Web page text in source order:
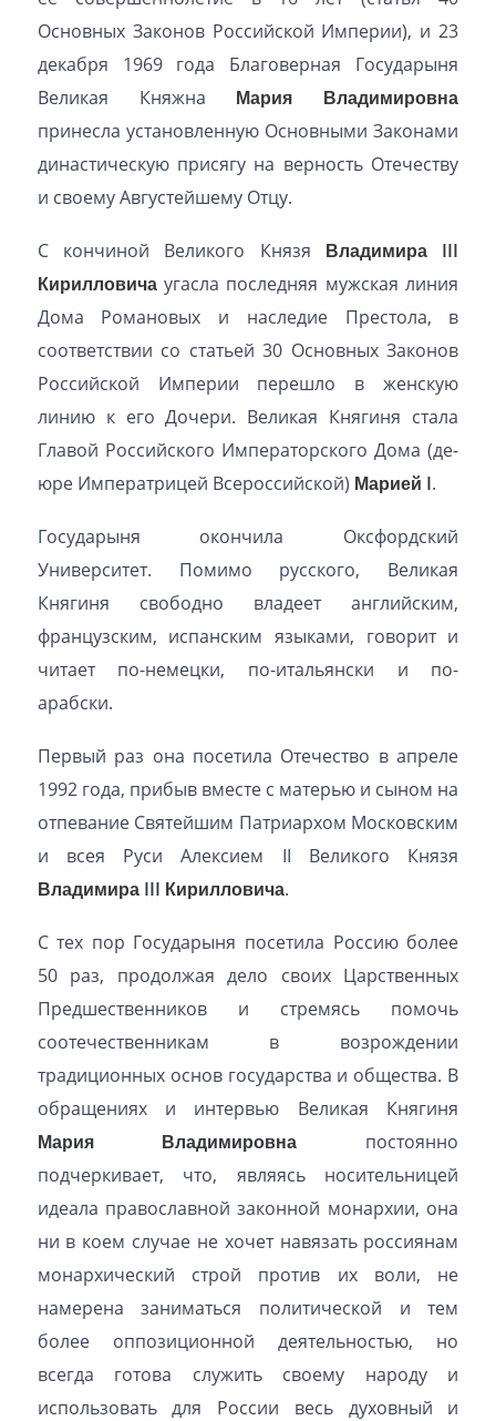
Основных Законов Российской Империи), и 23
декабря 1969 года Благоверная Государыня
Великая Княжна Мария Владимировна
принесла установленную Основными Законами
династическую присягу на верность Отечеству
и своему Августейшему Отцу.
С кончиной Великого Князя Владимира III
Кирилловичаугасла последняя мужская линия
Дома Романовых и наследие Престола, в
соответствии со статьей 30 Основных Законов
Российской Империи перешло в женскую
линию к его Дочери. Великая Княгиня стала
Главой Российского Императорского Дома (де-
юре Императрицей Всероссийской) Марией I.
Государыня окончила Оксфордский
Университет. Помимо русского, Великая
Княгиня свободно владеет английским,
французским, испанским языками, говорит и
читает по-немецки, по-итальянски и по-
арабски.
Первый раз она посетила Отечество в апреле
1992 года, прибыв вместе с матерью и сыном на
отпевание Святейшим Патриархом Московским
и всея Руси Алексием II Великого Князя
Владимира III Кирилловича.
С тех пор Государыня посетила Россию более
50 раз, продолжая дело своих Царственных
Предшественников и стремясь помочь
соотечественникам в возрождении
традиционных основ государства и общества. В
обращениях и интервью Великая Княгиня
Мария Владимировна постоянно
подчеркивает, что, являясь носительницей
идеала православной законной монархии, она
ни в коем случае не хочет навязать россиянам
монархический строй против их воли, не
намерена заниматься политической и тем
более оппозиционной деятельностью, но
всегда готова служить своему народу и
использовать для России весь духовный и